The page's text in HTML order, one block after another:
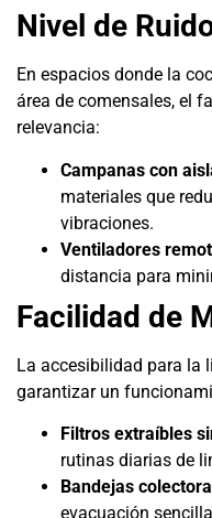
Nivel de
En espacios donde la
área de comensales, el
relevancia:
Campanas con
materiales que
vibraciones.
Ventiladores
distancia para
Facilidad de
La accesibilidad para la
garantizar un
Filtros extraíbles
rutinas diarias de
Bandejas
evacuación